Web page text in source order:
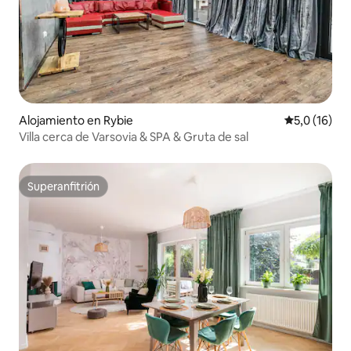
Alojamiento en Rybie Calificación
5,0 (16)
Villa cerca de Varsovia & SPA & Gruta de sal
Superanfitrión
Superanfitrión